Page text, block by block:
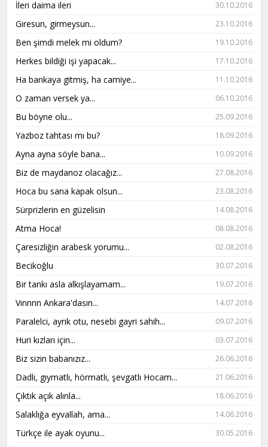
İleri daima ileri 30.10.2016
Giresun, girmeysun... 23.10.2016
Ben şimdi melek mi oldum? 19.10.2016
Herkes bildiği işi yapacak... 17.10.2016
Ha bankaya gitmiş, ha camiye... 11.10.2016
O zaman versek ya... 06.10.2016
Bu böyne olu... 25.09.2016
Yazboz tahtası mı bu? 18.09.2016
Ayna ayna söyle bana... 10.09.2016
Biz de maydanoz olacağız... 27.08.2016
Hoca bu sana kapak olsun... 23.08.2016
Sürprizlerin en güzelisin 14.08.2016
Atma Hoca! 08.08.2016
Çaresizliğin arabesk yorumu... 02.08.2016
Becikoğlu 30.07.2016
Bir tankı asla alkışlayamam... 19.07.2016
Vınnnn Ankara'dasın... 14.07.2016
Paralelci, ayrık otu, nesebi gayri sahih... 09.07.2016
Huri kızları için... 03.07.2016
Biz sizin babanızız... 26.06.2016
Dadlı, gıymatlı, hörmatlı, şevgatlı Hocam... 21.06.2016
Çıktık açık alınla... 18.06.2016
Salaklığa eyvallah, ama... 14.06.2016
Türkçe ile ayak oyunu... 30.05.2016